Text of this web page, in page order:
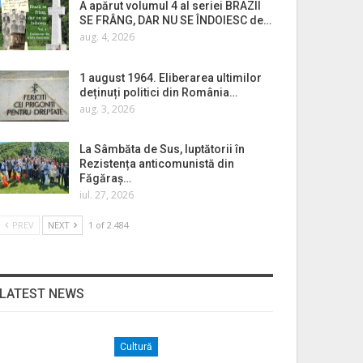
A apărut volumul 4 al seriei BRAZII
SE FRÂNG, DAR NU SE ÎNDOIESC de…
aug. 4, 2026
1 august 1964. Eliberarea ultimilor
deținuți politici din România…
aug. 3, 2026
La Sâmbăta de Sus, luptătorii în
Rezistența anticomunistă din
Făgăraș…
iul. 27, 2026
PREV NEXT 1 of 2.484
NEWS
Cultură